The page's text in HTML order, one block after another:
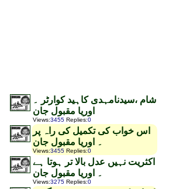
شام ،سیدنامہدی کاہید کوارٹر ۔
اوریا مقبول جان
Views:3455 Replies:0
اس خواب کی تکمیل کی راہ پر
۔ اوریا مقبول جان
Views:3455 Replies:0
اکثریت نہیں عدل بالا تر ہوتا ہے
۔ اوریا مقبول جان
Views:3275 Replies:0